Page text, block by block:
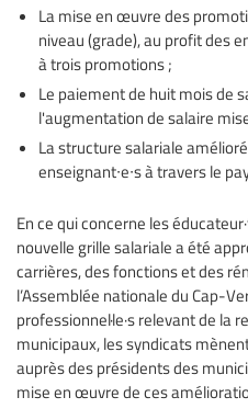
La mise en œuvre des
niveau (grade), au profit des
à trois promotions ;
Le paiement de huit mois de
l'augmentation de salaire
La structure salariale
enseignant∙e∙s à travers le
En ce qui concerne les
nouvelle grille salariale a été
carrières, des fonctions et des
l’Assemblée nationale du Cap-
professionnel·le·s relevant de la
municipaux, les syndicats
auprès des présidents des
mise en œuvre de ces